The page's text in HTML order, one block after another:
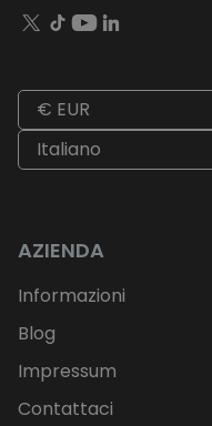
€ EUR
Italiano
AZIENDA
Informazioni
Blog
Impressum
Contattaci